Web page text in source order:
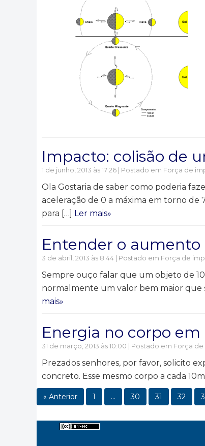
Impacto: colisão de
1 de junho, 2013 às 17:26 | Postado em Força de
Ola Gostaria de saber como poderia
aceleração de 0 a máxima em torno de
para […] Ler mais»
Entender o aumento
3 de abril, 2013 às 8:44 | Postado em Força de
Sempre ouço falar que um objeto de
normalmente um valor bem maior que
mais»
Energia no corpo
31 de março, 2013 às 10:00 | Postado em Força
Prezados senhores, por favor, solicito
concreto. Esse mesmo corpo a cada
« Anterior 1 … 30 31 32